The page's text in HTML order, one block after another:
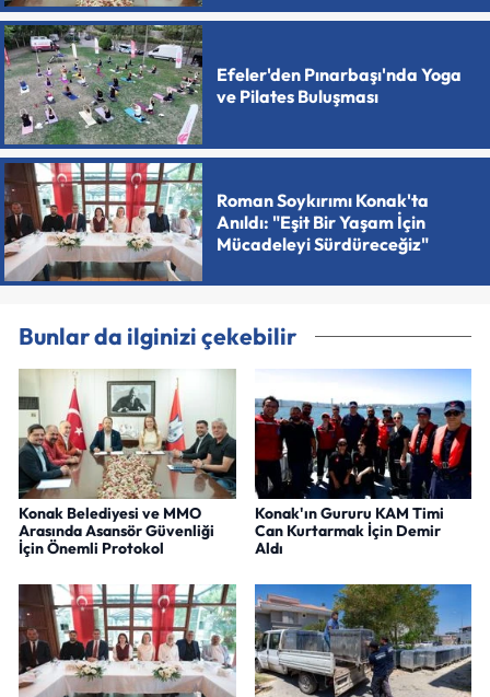
Efeler'den Pınarbaşı'nda Yoga
ve Pilates Buluşması
Roman Soykırımı Konak'ta
Anıldı: "Eşit Bir Yaşam İçin
Mücadeleyi Sürdüreceğiz"
Bunlar da ilginizi çekebilir
Konak Belediyesi ve MMO
Arasında Asansör Güvenliği
İçin Önemli Protokol
Konak'ın Gururu KAM Timi
Can Kurtarmak İçin Demir
Aldı